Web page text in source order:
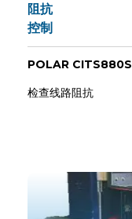
阻抗
控制
POLAR CITS880S
检查线路阻抗